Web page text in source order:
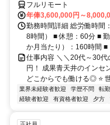
フルリモート
年俸3,600,000円～
勤務時間詳細 総労働時間
8時間） ■ 休憩：60分 ■
か月当たり）：160時間 ■
仕事内容 ＼＼20代～30代
円！ 成果青天井のインセ
どこからでも働ける◎ ⭐
業界未経験者歓迎 学歴不問 転
経験者歓迎
有資格者歓迎 夕方